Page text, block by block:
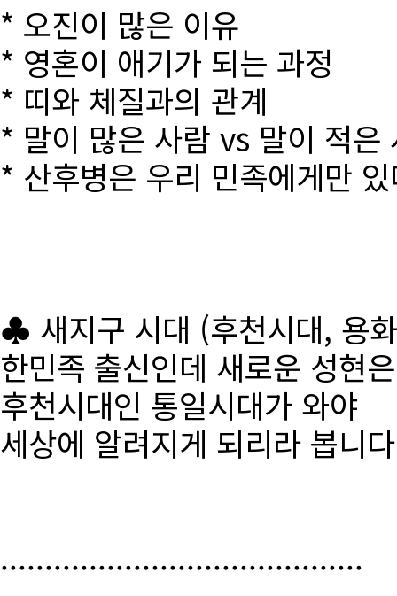
* 오진이 많은 이유
* 영혼이 애기가 되는 과정
* 띠와 체질과의 관계
* 말이 많은 사람 vs 말이 적은
* 산후병은 우리 민족에게만
♣ 새지구 시대 (후천시대, 용
한민족 출신인데 새로운 성현
후천시대인 통일시대가 와야
세상에 알려지게 되리라 봅니
.........................................